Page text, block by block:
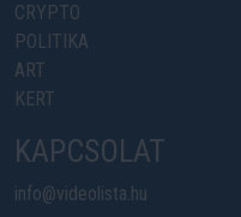
CRYPTO
POLITIKA
ART
KERT
KAPCSOLAT
info@videolista.hu